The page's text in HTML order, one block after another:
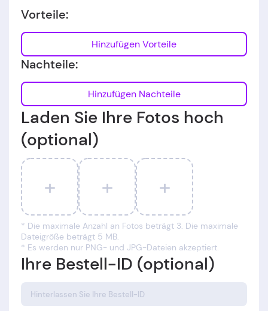
Vorteile:
Hinzufügen Vorteile
Nachteile:
Hinzufügen Nachteile
Laden Sie Ihre Fotos hoch
(optional)
+ + +
* Die maximale Anzahl an Fotos beträgt 3. Die maximale
Dateigröße beträgt 5 MB.
* Es werden nur PNG- und JPG-Dateien akzeptiert.
Ihre Bestell-ID (optional)